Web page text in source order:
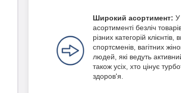
Широкий асортимент:
асортименті безліч
різних категорій
спортсменів, вагітних
людей, які ведуть
також усіх, хто цінує
здоров'я.